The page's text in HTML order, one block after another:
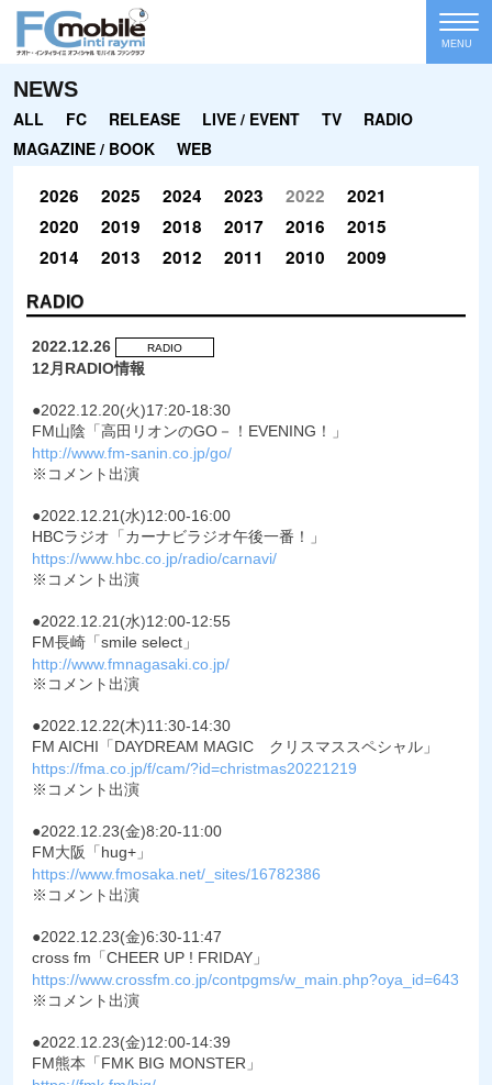
MENU
NEWS
ALL FC RELEASE LIVE / EVENT TV
RADIO
MAGAZINE / BOOK
WEB
2026 2025 2024 2023 2022
2021
2020
2019 2018 2017 2016
2015
2014
2013 2012 2011 2010 2009
RADIO
2022.12.26 RADIO
12月RADIO情報
●2022.12.20(火)17:20-18:30
FM山陰「高田リオンのGO－！EVENING！」
http://www.fm-sanin.co.jp/go/
※コメント出演
●2022.12.21(水)12:00-16:00
HBCラジオ「カーナビラジオ午後一番！」
https://www.hbc.co.jp/radio/carnavi/
※コメント出演
●2022.12.21(水)12:00-12:55
FM長崎「smile select」
http://www.fmnagasaki.co.jp/
※コメント出演
●2022.12.22(木)11:30-14:30
FM AICHI「DAYDREAM MAGIC クリスマススペシャル」
https://fma.co.jp/f/cam/?id=christmas20221219
※コメント出演
●2022.12.23(金)8:20-11:00
FM大阪「hug+」
https://www.fmosaka.net/_sites/16782386
※コメント出演
●2022.12.23(金)6:30-11:47
cross fm「CHEER UP ! FRIDAY」
https://www.crossfm.co.jp/contpgms/w_main.php?oya_id=643
※コメント出演
●2022.12.23(金)12:00-14:39
FM熊本「FMK BIG MONSTER」